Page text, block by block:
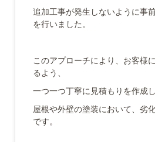
追加工事が発生しないように事
を行いました。
このアプローチにより、お客様
るよう、
一つ一つ丁寧に見積もりを作成し
屋根や外壁の塗装において、劣
です。